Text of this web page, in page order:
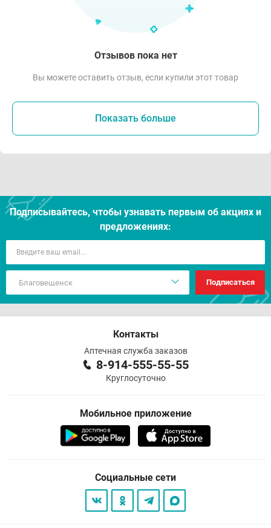
Отзывов пока нет
Вы можете оставить отзыв, если купили этот товар
Показать больше
Подписывайтесь, чтобы узнавать первым об акцияx и
предложениях:
Подписаться
Контакты
Аптечная служба заказов
8-914-555-55-55
Круглосуточно
Мобильное приложение
Социальные сети